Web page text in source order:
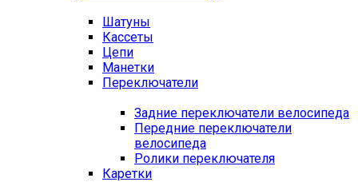
Шатуны
Кассеты
Цепи
Манетки
Переключатели
Задние переключатели велосипеда
Передние переключатели
велосипеда
Ролики переключателя
Каретки